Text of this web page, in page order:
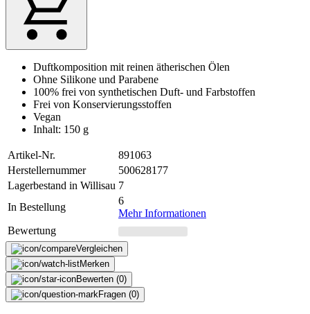
Duftkomposition mit reinen ätherischen Ölen
Ohne Silikone und Parabene
100% frei von synthetischen Duft- und Farbstoffen
Frei von Konservierungsstoffen
Vegan
Inhalt: 150 g
Artikel-Nr.
891063
Herstellernummer
500628177
Lagerbestand in Willisau 7
In Bestellung
6
Mehr Informationen
Bewertung
Vergleichen
Merken
Bewerten (0)
Fragen (0)